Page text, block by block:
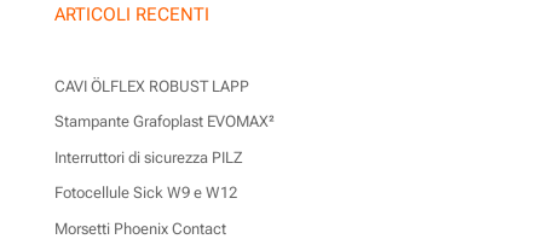
ARTICOLI RECENTI
CAVI ÖLFLEX ROBUST LAPP
Stampante Grafoplast EVOMAX²
Interruttori di sicurezza PILZ
Fotocellule Sick W9 e W12
Morsetti Phoenix Contact